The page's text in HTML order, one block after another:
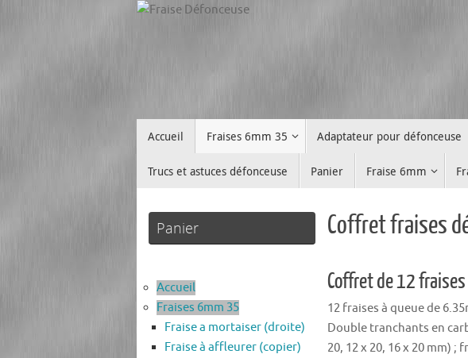
Accueil Fraises 6mm 35 Adaptateur pour défonceuse
Trucs et astuces défonceuse Panier Fraise 6mm
Coffret fraises
Coffret de 12
12 fraises à queue de
Double tranchants en
20, 12 x 20, 16 x 20 mm) ;
Panier
Accueil
Fraises 6mm 35
Fraise a mortaiser (droite)
Fraise à affleurer (copier)